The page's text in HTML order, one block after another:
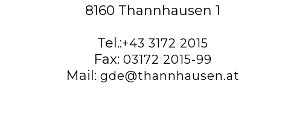
8160 Thannhausen 1
Tel.:+43 3172 2015
Fax: 03172 2015-99
Mail: gde@thannhausen.at